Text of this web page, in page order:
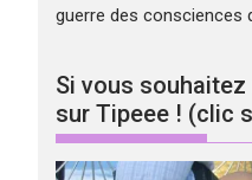
guerre des consciences
Si vous
sur Tipeee ! (clic